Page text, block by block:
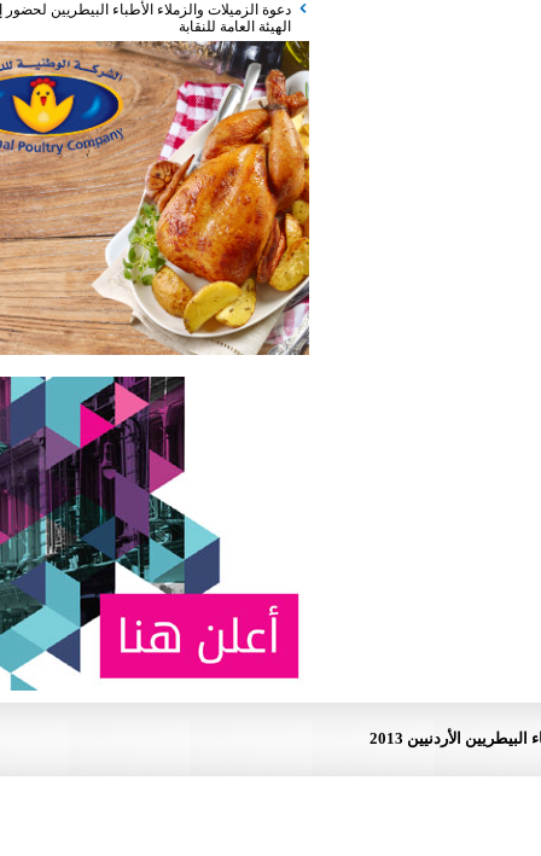
دعوة الزميلات والزملاء الأطباء البيطريين لحضور إجتماع
الهيئة العامة للنقابة
2013